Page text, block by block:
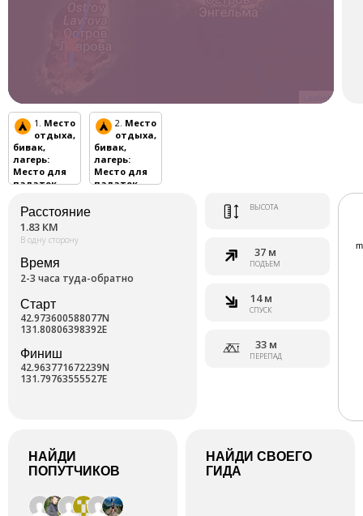
Leaflet
1. Место
отдыха,
бивак,
лагерь:
Место для
палаток
2. Место
отдыха,
бивак,
лагерь:
Место для
палаток
Расстояние
1.83 КМ
В одну сторону
Время
2-3 часа туда-обратно
Старт
42.973600588077N
131.80806398392E
Финиш
42.963771672239N
131.79763555527E
ВЫСОТА
37 м
ПОДЪЕМ
14 м
СПУСК
33 м
ПЕРЕПАД
m
НАЙДИ
ПОПУТЧИКОВ
НАЙДИ СВОЕГО
ГИДА